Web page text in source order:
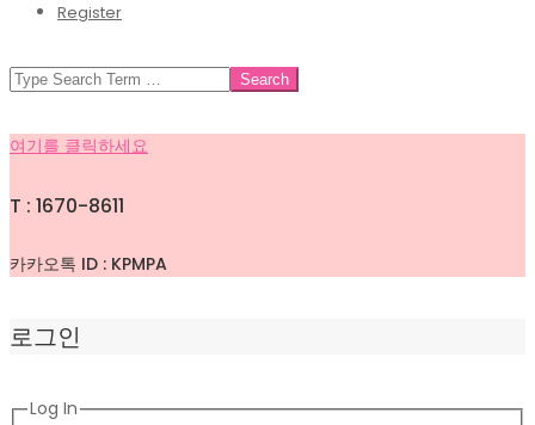
Register
SEARCH
여기를 클릭하세요
T : 1670-8611
카카오톡 ID : KPMPA
로그인
Log In